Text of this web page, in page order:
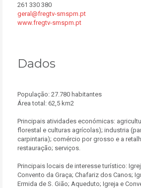
261 330 380
geral@fregtv-smspm.pt
www.fregtv-smspm.pt
Dados
População: 27.780 habitantes
Área total: 62,5 km2
Principais atividades económicas:
florestal e culturas agrícolas); industria
carpintaria); comércio por grosso e a
restauração; serviços.
Principais locais de interesse turístico:
Convento da Graça; Chafariz dos Canos;
Ermida de S. Gião; Aqueduto; Igreja e